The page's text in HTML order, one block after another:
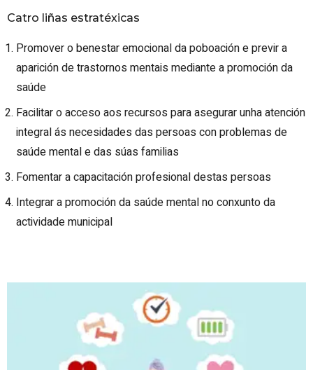
Catro liñas estratéxicas
Promover o benestar emocional da poboación e previr a
aparición de trastornos mentais mediante a promoción da
saúde
Facilitar o acceso aos recursos para asegurar unha atención
integral ás necesidades das persoas con problemas de
saúde mental e das súas familias
Fomentar a capacitación profesional destas persoas
Integrar a promoción da saúde mental no conxunto da
actividade municipal